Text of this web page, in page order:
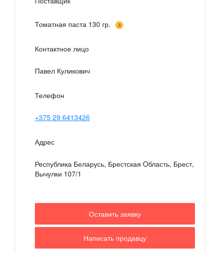
Томатная паста 130 гр. 3
Контактное лицо
Павел Куликович
Телефон
+375 29 6413426
Адрес
Республика Беларусь, Брестская Oбласть, Брест,
Вычулки 107/1
Оставить заявку
Написать продавцу